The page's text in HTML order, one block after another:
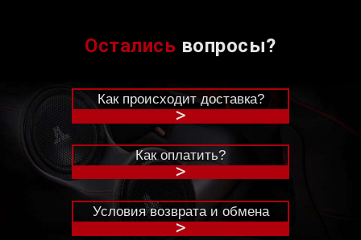
Остались вопросы?
Как происходит доставка?
>
Как оплатить?
>
Условия возврата и обмена
>